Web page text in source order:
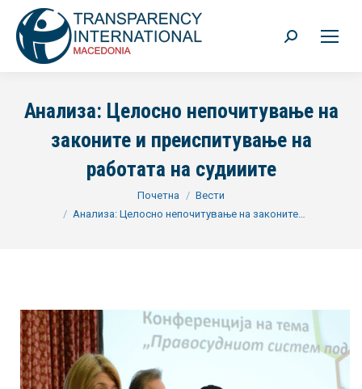
Search:
Анализа: Целосно непочитување на
законите и преиспитување на
работата на судииите
Почетна
Вести
Анализа: Целосно непочитување на законите…